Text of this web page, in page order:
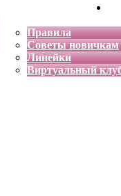
Энциклопедия кошек
Правила
Советы новичкам
Линейки
Виртуальный